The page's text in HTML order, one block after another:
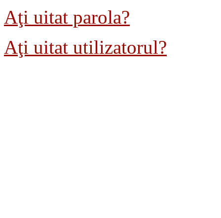
Aţi uitat parola?
Aţi uitat utilizatorul?